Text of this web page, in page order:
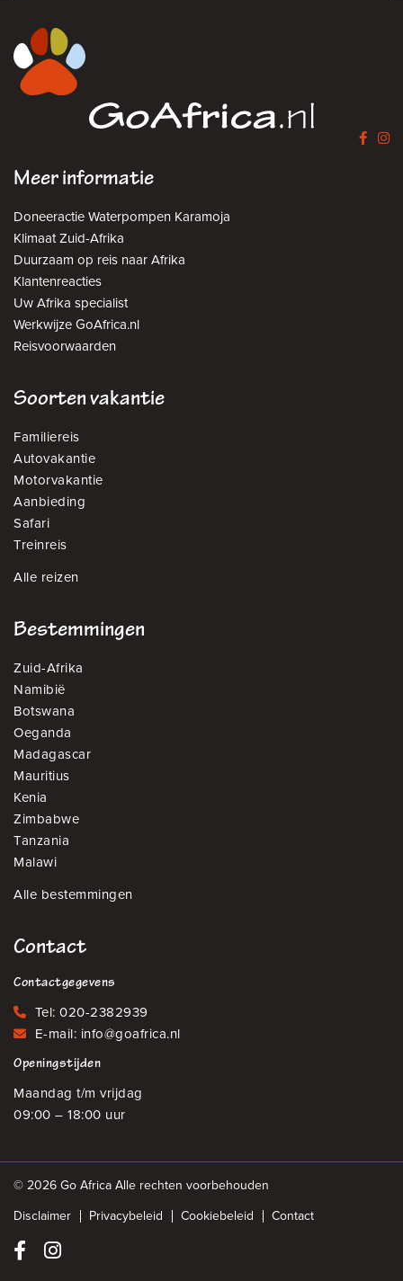
Meer informatie
Doneeractie Waterpompen Karamoja
Klimaat Zuid-Afrika
Duurzaam op reis naar Afrika
Klantenreacties
Uw Afrika specialist
Werkwijze GoAfrica.nl
Reisvoorwaarden
Soorten vakantie
Familiereis
Autovakantie
Motorvakantie
Aanbieding
Safari
Treinreis
Alle reizen
Bestemmingen
Zuid-Afrika
Namibië
Botswana
Oeganda
Madagascar
Mauritius
Kenia
Zimbabwe
Tanzania
Malawi
Alle bestemmingen
Contact
Contactgegevens
Tel: 020-2382939
E-mail: info@goafrica.nl
Openingstijden
Maandag t/m vrijdag
09:00 – 18:00 uur
© 2026 Go Africa Alle rechten voorbehouden
Disclaimer
Privacybeleid Cookiebeleid Contact